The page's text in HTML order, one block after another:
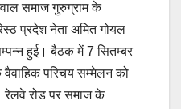
समाज गुरुग्राम के
प्रदेश नेता अमित गोयल
हुई। बैठक में 7 सितम्बर
वैवाहिक परिचय सम्मेलन को
रेलवे रोड पर समाज के